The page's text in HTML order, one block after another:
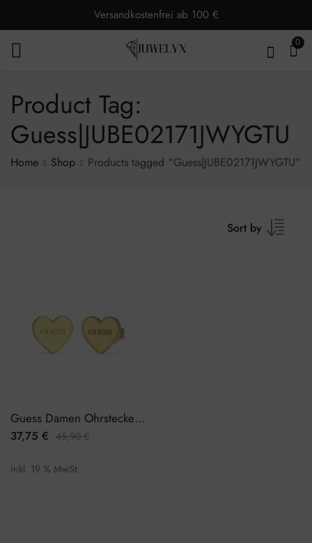
Versandkostenfrei ab 100 €
0
Product Tag:
Guess|JUBE02171JWYGTU
Home Shop Products tagged “Guess|JUBE02171JWYGTU”
Sort by
Guess Damen Ohrstecker JUBE02171JWYGTU
37,75 € 45,90€
inkl. 19 % MwSt.